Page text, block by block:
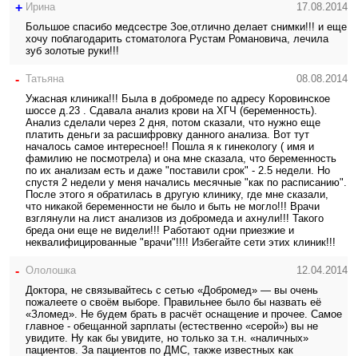
+ Ирина
17.08.2014
Большое спасибо медсестре Зое,отлично делает снимки!!! и еще
хочу поблагодарить стоматолога Рустам Романовича, лечила
зуб золотые руки!!!
- Татьяна
08.08.2014
Ужасная клиника!!! Была в добромеде по адресу Коровинское
шоссе д.23 . Сдавала анализ крови на ХГЧ (беременность).
Анализ сделали через 2 дня, потом сказали, что нужно еще
платить деньги за расшифровку данного анализа. Вот тут
началось самое интересное!! Пошла я к гинекологу ( имя и
фамилию не посмотрела) и она мне сказала, что беременность
по их анализам есть и даже "поставили срок" - 2.5 недели. Но
спустя 2 недели у меня начались месячные "как по расписанию".
После этого я обратилась в другую клинику, где мне сказали,
что никакой беременности не было и быть не могло!!! Врачи
взглянули на лист анализов из добромеда и ахнули!!! Такого
бреда они еще не видели!!! Работают одни приезжие и
неквалифицированные "врачи"!!!! Избегайте сети этих клиник!!!
- Ололошка
12.04.2014
Доктора, не связывайтесь с сетью «Добромед» — вы очень
пожалеете о своём выборе. Правильнее было бы назвать её
«Зломед». Не будем брать в расчёт оснащение и прочее. Самое
главное - обещанной зарплаты (естественно «серой») вы не
увидите. Ну как бы увидите, но только за т.н. «наличных»
пациентов. За пациентов по ДМС, также известных как